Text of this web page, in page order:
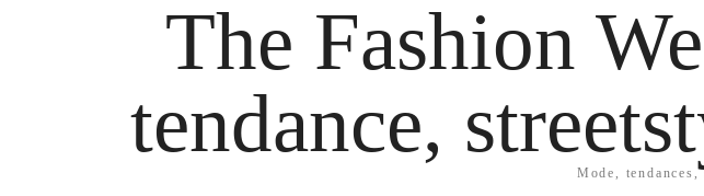
The Fashion
tendance,
Mode,